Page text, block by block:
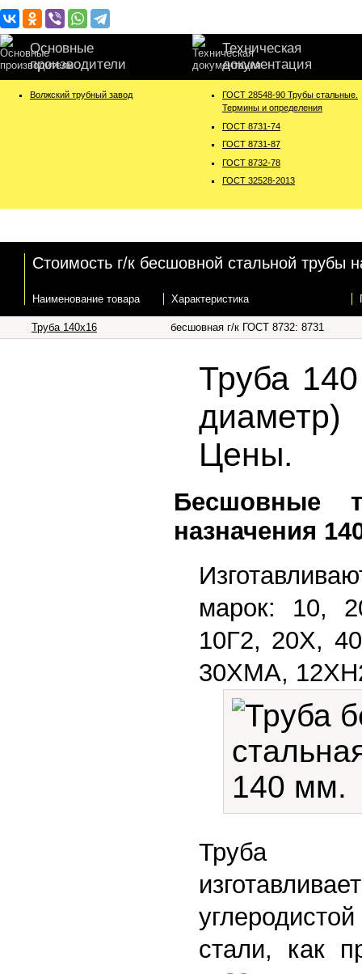
Основные
производители
Техническая
документация
Волжский трубный завод
ГОСТ 28548-90 Трубы стальные.
Термины и определения
ГОСТ 8731-74
ГОСТ 8731-87
ГОСТ 8732-78
ГОСТ 32528-2013
Стоимость г/к бесшовной стальной трубы
Наименование товара Характеристика
Труба 140х16 бесшовная г/к ГОСТ 8732: 8731
Труба
Цены.
Бесшовные
назначения
марок: 10,
10Г2, 20Х,
30ХМА,
Труба
стали, как